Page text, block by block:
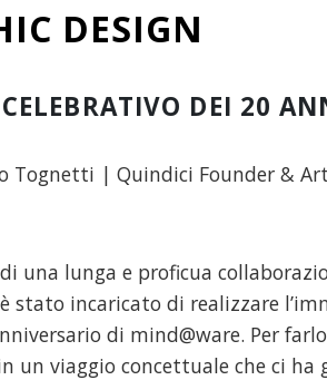
DESIGN
DEI 20
Tognetti | Quindici Founder &
una lunga e proficua
stato incaricato di realizzare
di mind@ware. Per
un viaggio concettuale che ci